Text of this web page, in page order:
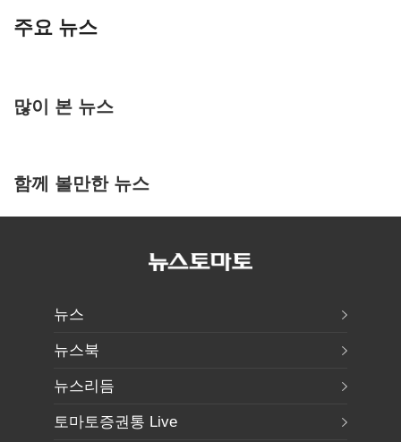
주요 뉴스
많이 본 뉴스
함께 볼만한 뉴스
뉴스
뉴스북
뉴스리듬
토마토증권통 Live